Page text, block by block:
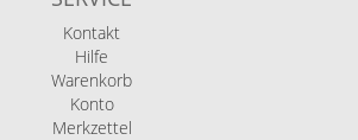
Kontakt
Hilfe
Warenkorb
Konto
Merkzettel